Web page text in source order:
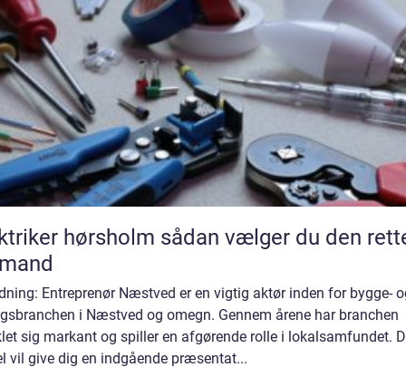
hørsholm sådan vælger du den rette
Entreprenør Næstved er en vigtig aktør inden for bygge-
i Næstved og omegn. Gennem årene har branchen
sig markant og spiller en afgørende rolle i lokalsamfundet.
vil give dig en indgående præsentat...